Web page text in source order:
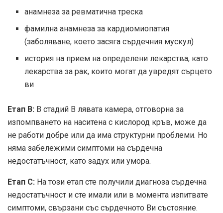
анамнеза за ревматична треска
фамилна анамнеза за кардиомиопатия
(заболяване, което засяга сърдечния мускул)
история на прием на определени лекарства, като
лекарства за рак, които могат да увредят сърцето
ви
Етап B: В стадий B лявата камера, отговорна за
изпомпването на наситена с кислород кръв, може да
не работи добре или да има структурни проблеми. Но
няма забележими симптоми на сърдечна
недостатъчност, като задух или умора.
Етап C: На този етап сте получили диагноза сърдечна
недостатъчност и сте имали или в момента изпитвате
симптоми, свързани със сърдечното Ви състояние.